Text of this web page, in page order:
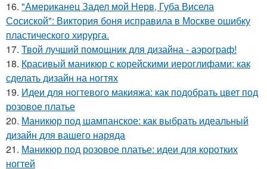
16. "Американец Задел мой Нерв, Губа Висела
Сосиской": Виктория боня исправила в Москве ошибку
пластического хирурга.
17. Твой лучший помощник для дизайна - аэрограф!
18. Красивый маникюр с корейскими иероглифами: как
сделать дизайн на ногтях
19. Идеи для ногтевого макияжа: как подобрать цвет под
розовое платье
20. Маникюр под шампанское: как выбрать идеальный
дизайн для вашего наряда
21. Маникюр под розовое платье: идеи для коротких
ногтей